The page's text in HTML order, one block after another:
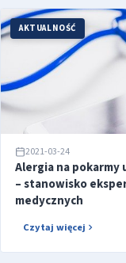
AKTUALNOŚĆ
2021-03-24
Alergia na pokarmy
– stanowisko
medycznych
Czytaj więcej